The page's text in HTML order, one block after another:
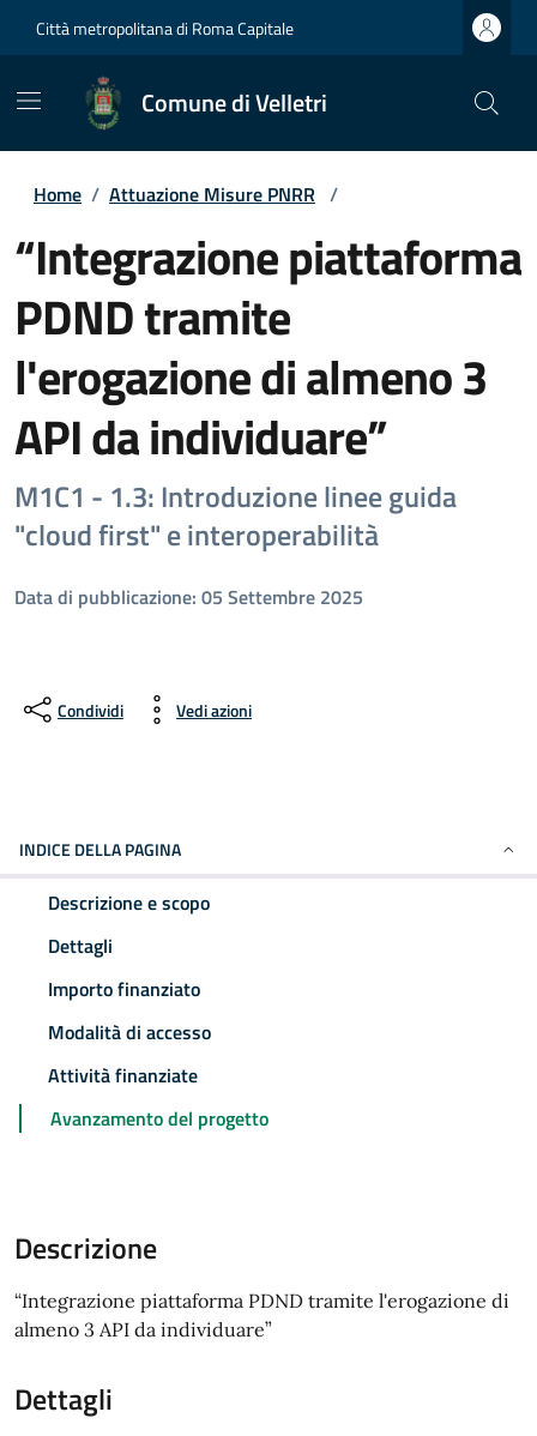
Città metropolitana di Roma Capitale
Comune di Velletri
Home / Attuazione Misure PNRR /
“Integrazione piattaforma
PDND tramite
l'erogazione di almeno 3
API da individuare”
M1C1 - 1.3: Introduzione linee guida
"cloud first" e interoperabilità
Data di pubblicazione: 05 Settembre 2025
Condividi Vedi azioni
INDICE DELLA PAGINA
Descrizione e scopo
Dettagli
Importo finanziato
Modalità di accesso
Attività finanziate
Avanzamento del progetto
Descrizione
“Integrazione piattaforma PDND tramite l'erogazione di
almeno 3 API da individuare”
Dettagli